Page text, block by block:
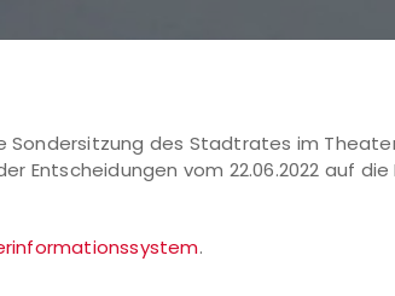
Sondersitzung des Stadtrates im
Entscheidungen vom 22.06.2022 auf
.